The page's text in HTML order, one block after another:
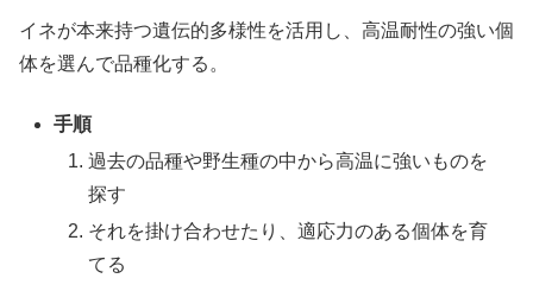
イネが本来持つ遺伝的多様性を活用し、高温耐性の強い個
体を選んで品種化する。
手順
過去の品種や野生種の中から高温に強いものを
探す
それを掛け合わせたり、適応力のある個体を育
てる